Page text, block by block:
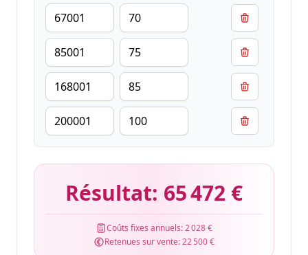
Résultat: 65 472 €
Coûts fixes annuels:2 028 €
Retenues sur vente:22 500 €